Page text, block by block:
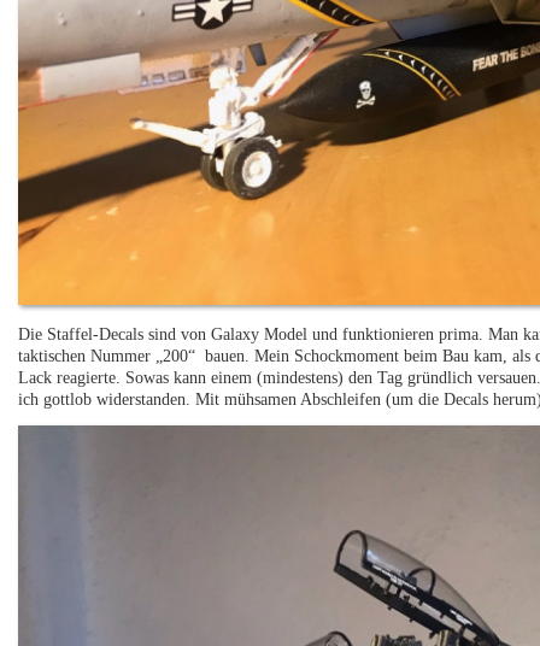
Die Staffel-Decals sind von Galaxy Model und funktionieren prima. Man
taktischen Nummer „200“ bauen. Mein Schockmoment beim Bau kam,
Lack reagierte. Sowas kann einem (mindestens) den Tag gründlich
ich gottlob widerstanden. Mit mühsamen Abschleifen (um die Decals